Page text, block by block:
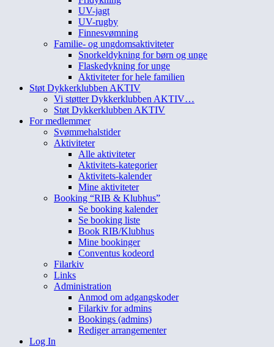
UV-jagt
UV-rugby
Finnesvømning
Familie- og ungdomsaktiviteter
Snorkeldykning for børn og unge
Flaskedykning for unge
Aktiviteter for hele familien
Støt Dykkerklubben AKTIV
Vi støtter Dykkerklubben AKTIV…
Støt Dykkerklubben AKTIV
For medlemmer
Svømmehalstider
Aktiviteter
Alle aktiviteter
Aktivitets-kategorier
Aktivitets-kalender
Mine aktiviteter
Booking “RIB & Klubhus”
Se booking kalender
Se booking liste
Book RIB/Klubhus
Mine bookinger
Conventus kodeord
Filarkiv
Links
Administration
Anmod om adgangskoder
Filarkiv for admins
Bookings (admins)
Rediger arrangementer
Log In